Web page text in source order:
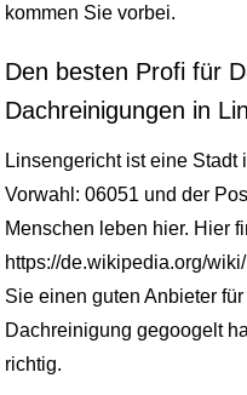
kommen Sie vorbei.
Den besten Profi für
Dachreinigungen in
Linsengericht ist eine
Vorwahl: 06051 und der
Menschen leben hier. Hier
https://de.wikipedia.org/
Sie einen guten Anbieter
Dachreinigung gegoogelt
richtig.